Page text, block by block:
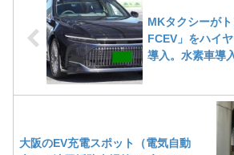
MKタクシーが
FCEV」をハイ
導入。水素車導
大阪のEV充電スポット（電気自動